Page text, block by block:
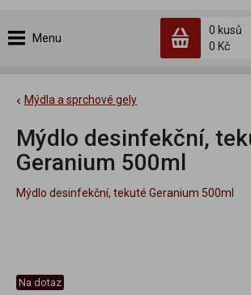
Menu
0 kusů
0 Kč
Mýdla a sprchové gely
Mýdlo desinfekční,
Geranium 500ml
Mýdlo desinfekční, tekuté Geranium 500ml
Na dotaz